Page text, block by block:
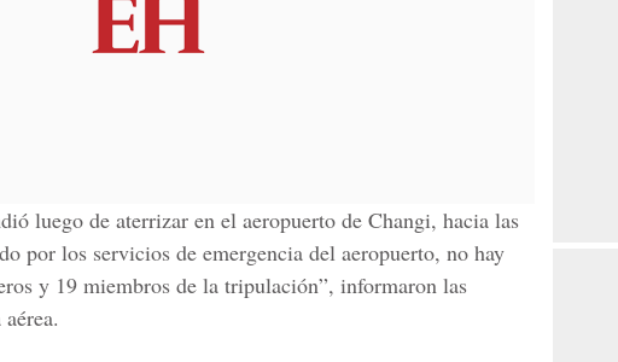
luego de aterrizar en el aeropuerto de Changi, hacia las
por los servicios de emergencia del aeropuerto, no hay
y 19 miembros de la tripulación”, informaron las